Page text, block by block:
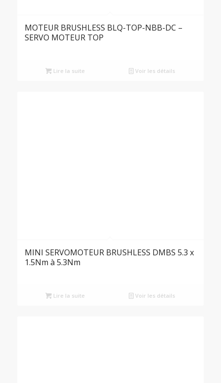
MOTEUR BRUSHLESS BLQ-TOP-NBB-DC –
SERVO MOTEUR TOP
Lire la suite Voir les détails
MINI SERVOMOTEUR BRUSHLESS DMBS 5.3 x
1.5Nm à 5.3Nm
Lire la suite Voir les détails